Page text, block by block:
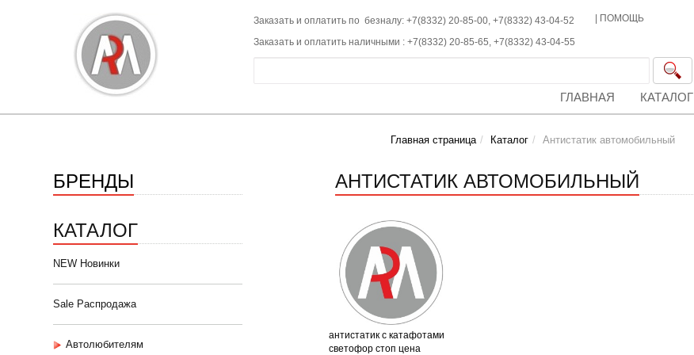
Заказать и оплатить по безналу: +7(8332) 20-85-00, +7(8332) 43-04-52
Заказать и оплатить наличными : +7(8332) 20-85-65, +7(8332) 43-04-55
ПОМОЩЬ
ГЛАВНАЯ КАТАЛОГ
Главная страница Каталог Антистатик автомобильный
БРЕНДЫ
КАТАЛОГ
NEW Новинки
Sale Распродажа
Автолюбителям
АНТИСТАТИК АВТОМОБИЛЬНЫЙ
антистатик с катафотами
светофор стоп цена